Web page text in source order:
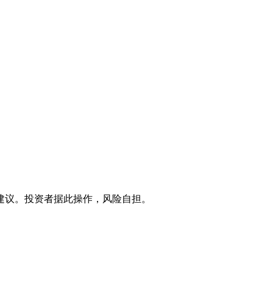
。投资者据此操作，风险自担。